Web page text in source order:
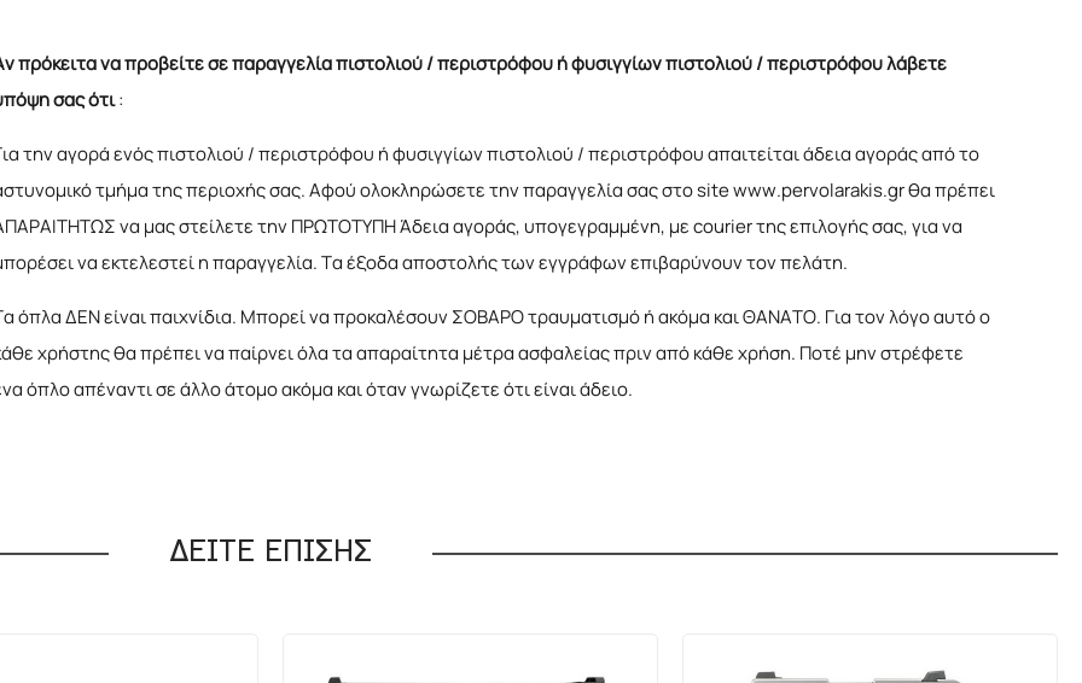
πρόκειτα να προβείτε σε παραγγελία πιστολιού / περιστρόφου ή φυσιγγίων πιστολιού / περιστρόφου λάβετε
σας ότι:
την αγορά ενός πιστολιού / περιστρόφου ή φυσιγγίων πιστολιού / περιστρόφου απαιτείται άδεια αγοράς από το
τμήμα της περιοχής σας. Αφού ολοκληρώσετε την παραγγελία σας στο site www.pervolarakis.gr θα πρέπει
να μας στείλετε την ΠΡΩΤΟΤΥΠΗ Άδεια αγοράς, υπογεγραμμένη, με courier της επιλογής σας, για να
να εκτελεστεί η παραγγελία. Τα έξοδα αποστολής των εγγράφων επιβαρύνουν τον πελάτη.
όπλα ΔΕΝ είναι παιχνίδια. Μπορεί να προκαλέσουν ΣΟΒΑΡΟ τραυματισμό ή ακόμα και ΘΑΝΑΤΟ. Για τον λόγο αυτό ο
χρήστης θα πρέπει να παίρνει όλα τα απαραίτητα μέτρα ασφαλείας πριν από κάθε χρήση. Ποτέ μην στρέφετε
όπλο απέναντι σε άλλο άτομο ακόμα και όταν γνωρίζετε ότι είναι άδειο.
ΔΕΙΤΕ ΕΠΙΣΗΣ